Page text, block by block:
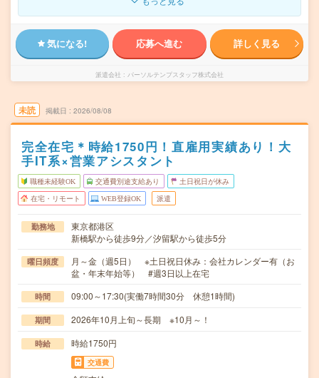
気になる! 応募へ進む 詳しく見る
派遣会社 パーソルテンプスタッフ株式会社
未読 掲載日 2026/08/08
完全在宅＊時給1750円！直雇用実績あり！大
手IT系×営業アシスタント
職種未経験OK 交通費別途支給あり 土日祝日が休み
在宅・リモート WEB登録OK 派遣
勤務地
東京都港区
新橋駅から徒歩9分／汐留駅から徒歩5分
曜日頻度
月～金（週5日） ※土日祝日休み：会社カレンダー有（お
盆・年末年始等） #週3日以上在宅
時間 09:00～17:30(実働7時間30分 休憩1時間)
期間 2026年10月上旬～長期 ※10月～！
時給 時給1750円
交通費